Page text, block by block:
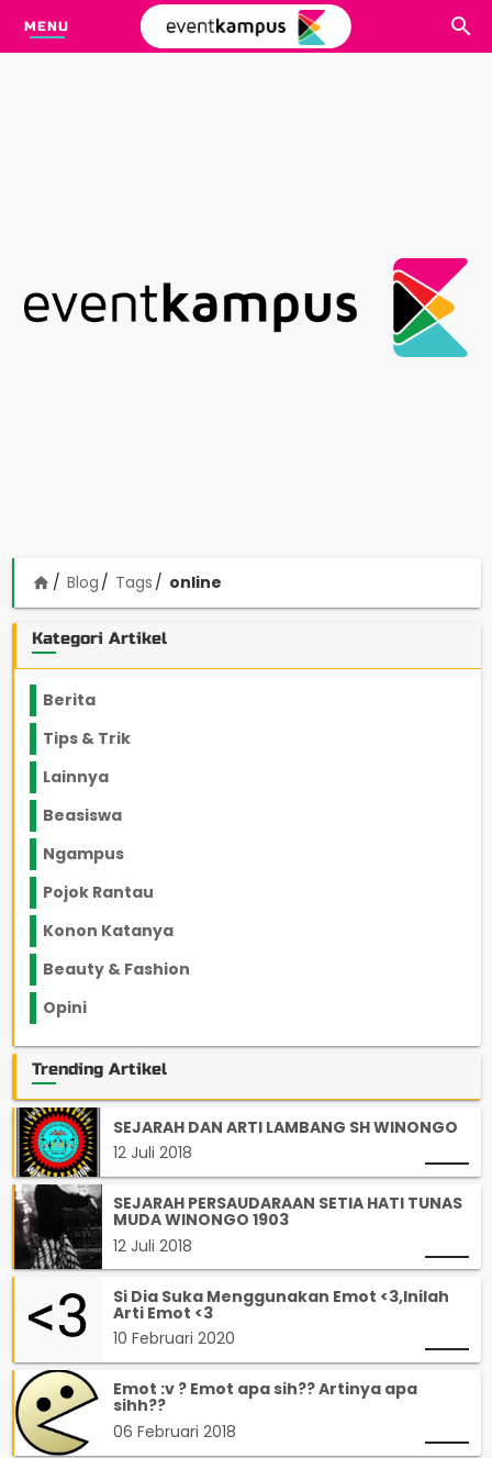
MENU
home Blog Tags online
Kategori Artikel
Berita
Tips & Trik
Lainnya
Beasiswa
Ngampus
Pojok Rantau
Konon Katanya
Beauty & Fashion
Opini
Trending Artikel
SEJARAH DAN ARTI LAMBANG SH WINONGO
12 Juli 2018
SEJARAH PERSAUDARAAN SETIA HATI TUNAS
MUDA WINONGO 1903
12 Juli 2018
Si Dia Suka Menggunakan Emot <3,Inilah
Arti Emot <3
10 Februari 2020
Emot :v ? Emot apa sih?? Artinya apa
sihh??
06 Februari 2018